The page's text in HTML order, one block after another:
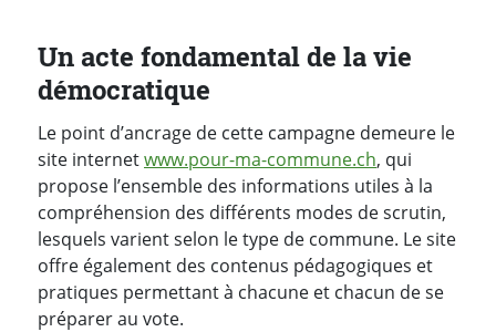
Un acte fondamental de la vie
démocratique
Le point d’ancrage de cette campagne demeure le
site internetwww.pour-ma-commune.ch, qui
propose l’ensemble des informations utiles à la
compréhension des différents modes de scrutin,
lesquels varient selon le type de commune. Le site
offre également des contenus pédagogiques et
pratiques permettant à chacune et chacun de se
préparer au vote.